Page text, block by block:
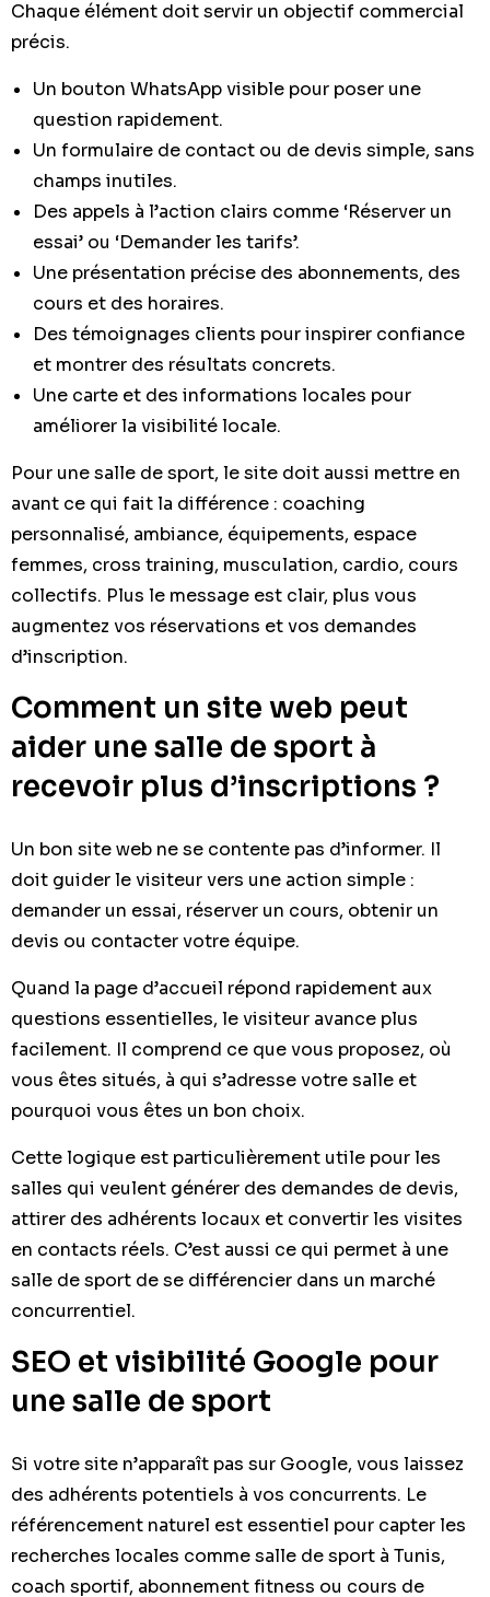
Chaque élément doit servir un objectif commercial
précis.
Un bouton WhatsApp visible pour poser une
question rapidement.
Un formulaire de contact ou de devis simple, sans
champs inutiles.
Des appels à l’action clairs comme ‘Réserver un
essai’ ou ‘Demander les tarifs’.
Une présentation précise des abonnements, des
cours et des horaires.
Des témoignages clients pour inspirer confiance
et montrer des résultats concrets.
Une carte et des informations locales pour
améliorer la visibilité locale.
Pour une salle de sport, le site doit aussi mettre en
avant ce qui fait la différence : coaching
personnalisé, ambiance, équipements, espace
femmes, cross training, musculation, cardio, cours
collectifs. Plus le message est clair, plus vous
augmentez vos réservations et vos demandes
d’inscription.
Comment un site web peut
aider une salle de sport à
recevoir plus d’inscriptions ?
Un bon site web ne se contente pas d’informer. Il
doit guider le visiteur vers une action simple :
demander un essai, réserver un cours, obtenir un
devis ou contacter votre équipe.
Quand la page d’accueil répond rapidement aux
questions essentielles, le visiteur avance plus
facilement. Il comprend ce que vous proposez, où
vous êtes situés, à qui s’adresse votre salle et
pourquoi vous êtes un bon choix.
Cette logique est particulièrement utile pour les
salles qui veulent générer des demandes de devis,
attirer des adhérents locaux et convertir les visites
en contacts réels. C’est aussi ce qui permet à une
salle de sport de se différencier dans un marché
concurrentiel.
SEO et visibilité Google pour
une salle de sport
Si votre site n’apparaît pas sur Google, vous laissez
des adhérents potentiels à vos concurrents. Le
référencement naturel est essentiel pour capter les
recherches locales comme salle de sport à Tunis,
coach sportif, abonnement fitness ou cours de